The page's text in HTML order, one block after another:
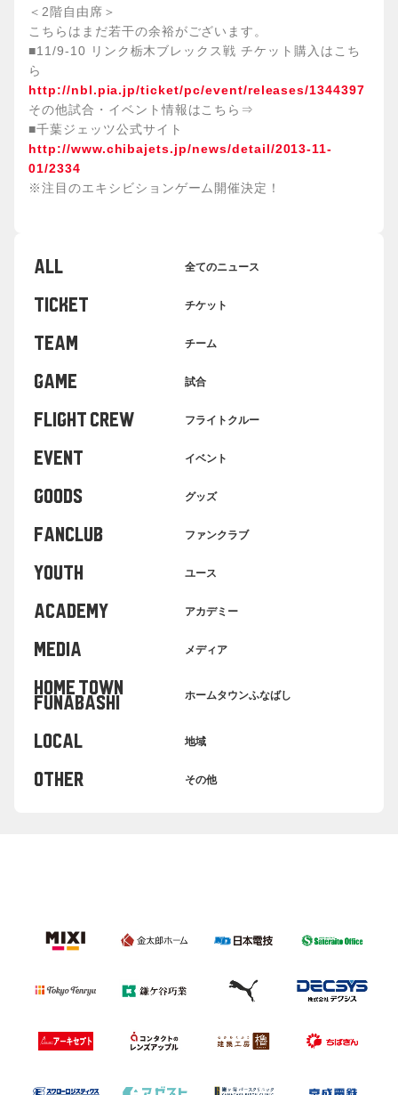
＜2階自由席＞
こちらはまだ若干の余裕がございます。
■11/9-10 リンク栃木ブレックス戦 チケット購入はこち
ら
http://nbl.pia.jp/ticket/pc/event/releases/1344397
その他試合・イベント情報はこちら⇒
■千葉ジェッツ公式サイト
http://www.chibajets.jp/news/detail/2013-11-
01/2334
※注目のエキシビションゲーム開催決定！
ALL 全てのニュース
TICKET チケット
TEAM チーム
GAME 試合
FLIGHT CREW フライトクルー
EVENT イベント
GOODS グッズ
FANCLUB ファンクラブ
YOUTH ユース
ACADEMY アカデミー
MEDIA メディア
HOME TOWN
FUNABASHI ホームタウンふなばし
LOCAL 地域
OTHER その他